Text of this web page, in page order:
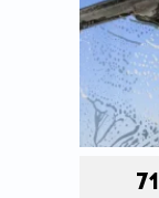
אליפות העולם בניקוי חלונות: בן 71